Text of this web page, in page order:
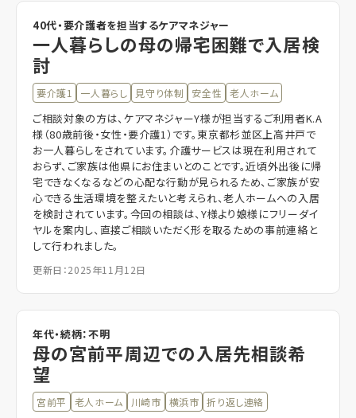
40代・要介護者を担当するケアマネジャー
一人暮らしの母の帰宅困難で入居検
討
要介護1 一人暮らし 見守り体制 安全性 老人ホーム
ご相談対象の方は、ケアマネジャーY様が担当するご利用者K.A
様（80歳前後・女性・要介護1）です。東京都杉並区上高井戸で
お一人暮らしをされています。介護サービスは現在利用されて
おらず、ご家族は他県にお住まいとのことです。近頃外出後に帰
宅できなくなるなどの心配な行動が見られるため、ご家族が安
心できる生活環境を整えたいと考えられ、老人ホームへの入居
を検討されています。今回の相談は、Y様より娘様にフリーダイ
ヤルを案内し、直接ご相談いただく形を取るための事前連絡と
して行われました。
更新日：2025年11月12日
年代・続柄：不明
母の宮前平周辺での入居先相談希
望
宮前平 老人ホーム 川崎市 横浜市 折り返し連絡